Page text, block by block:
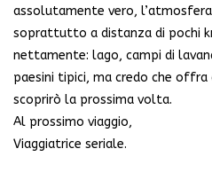
assolutamente vero, l’atmosfera
soprattutto a distanza di pochi
nettamente: lago, campi di
paesini tipici, ma credo che
scoprirò la prossima volta.
Al prossimo viaggio,
Viaggiatrice seriale.